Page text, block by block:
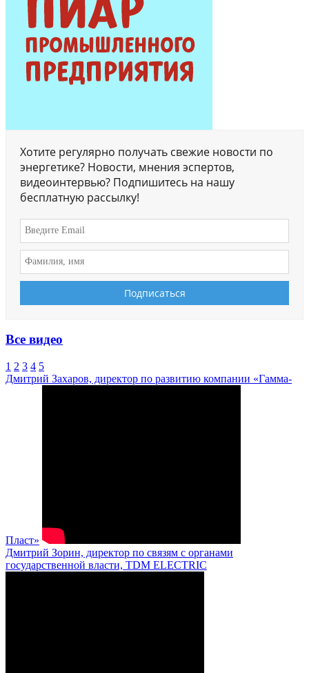
Хотите регулярно получать свежие новости по
энергетике? Новости, мнения эспертов,
видеоинтервью? Подпишитесь на нашу
бесплатную рассылку!
Все видео
1 2 3 4 5
Дмитрий Захаров, директор по развитию компании «Гамма-
Пласт»
Дмитрий Зорин, директор по связям с органами
государственной власти, TDM ELECTRIC